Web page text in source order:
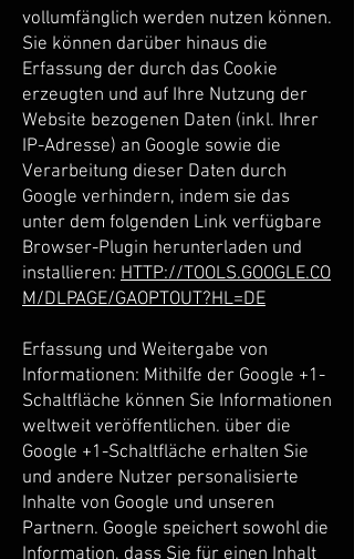
vollumfänglich werden nutzen können.
Sie können darüber hinaus die
Erfassung der durch das Cookie
erzeugten und auf Ihre Nutzung der
Website bezogenen Daten (inkl. Ihrer
IP-Adresse) an Google sowie die
Verarbeitung dieser Daten durch
Google verhindern, indem sie das
unter dem folgenden Link verfügbare
Browser-Plugin herunterladen und
installieren: HTTP://TOOLS.GOOGLE.CO
M/DLPAGE/GAOPTOUT?HL=DE
Erfassung und Weitergabe von
Informationen: Mithilfe der Google +1-
Schaltfläche können Sie Informationen
weltweit veröffentlichen. über die
Google +1-Schaltfläche erhalten Sie
und andere Nutzer personalisierte
Inhalte von Google und unseren
Partnern. Google speichert sowohl die
Information, dass Sie für einen Inhalt